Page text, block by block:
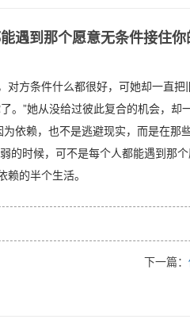
遇到那个愿意无条件接住你
方条件什么都很好，可她却一直
”她从没给过彼此复合的机会，却
依赖，也不是逃避现实，而是在那
的时候，可不是每个人都能遇到那
的半个生活。
下一篇：